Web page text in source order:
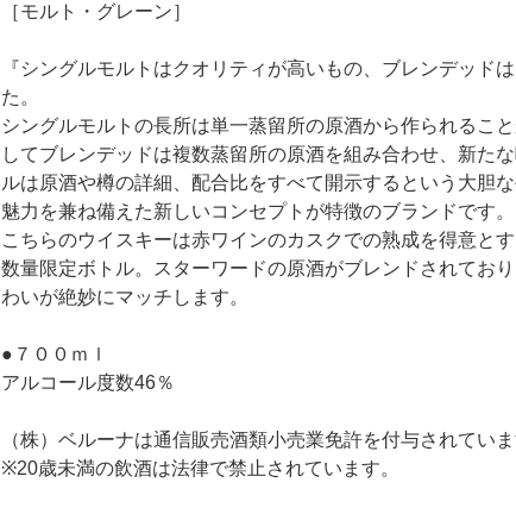
［モルト・グレーン］
『シングルモルトはクオリティが高いもの、ブレンデッド
た。
シングルモルトの長所は単一蒸留所の原酒から作られるこ
してブレンデッドは複数蒸留所の原酒を組み合わせ、新た
ルは原酒や樽の詳細、配合比をすべて開示するという大胆
魅力を兼ね備えた新しいコンセプトが特徴のブランドです。
こちらのウイスキーは赤ワインのカスクでの熟成を得意と
数量限定ボトル。スターワードの原酒がブレンドされてお
わいが絶妙にマッチします。
●７００ｍｌ
アルコール度数46％
（株）ベルーナは通信販売酒類小売業免許を付与されていま
※20歳未満の飲酒は法律で禁止されています。